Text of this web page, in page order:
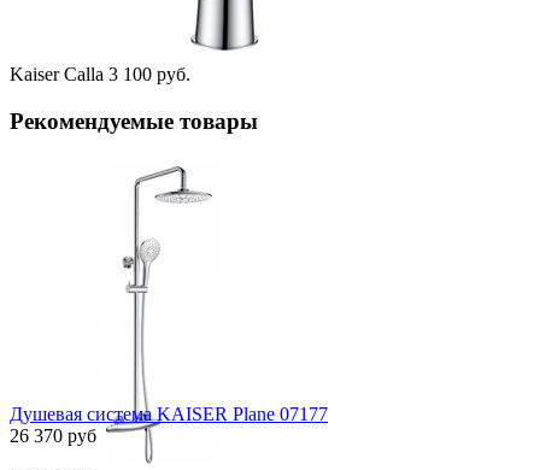
Kaiser Calla 3 100 руб.
Рекомендуемые товары
Душевая система KAISER Plane 07177
26 370 руб